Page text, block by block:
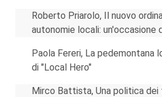
Roberto Priarolo, Il nuovo
autonomie locali: un'occasione
Paola Fereri, La pedemontana
di "Local Hero"
Mirco Battista, Una politica dei